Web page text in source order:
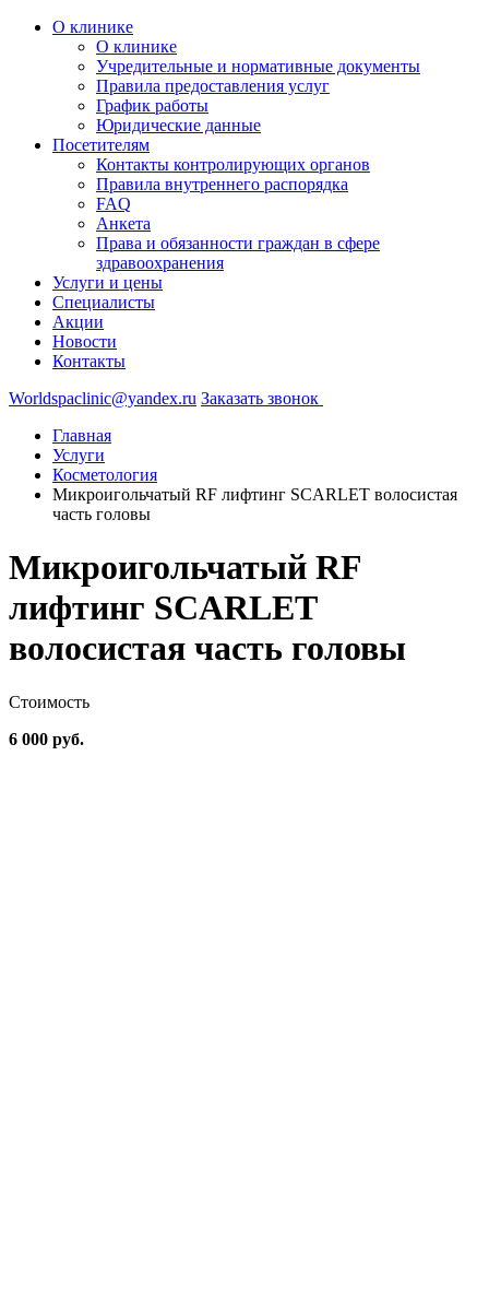
О клинике
О клинике
Учредительные и нормативные документы
Правила предоставления услуг
График работы
Юридические данные
Посетителям
Контакты контролирующих органов
Правила внутреннего распорядка
FAQ
Анкета
Права и обязанности граждан в сфере
здравоохранения
Услуги и цены
Специалисты
Акции
Новости
Контакты
Worldspaclinic@yandex.ru Заказать звонок
Главная
Услуги
Косметология
Микроигольчатый RF лифтинг SCARLET волосистая
часть головы
Микроигольчатый RF
лифтинг SCARLET
волосистая часть головы
Стоимость
6 000 руб.